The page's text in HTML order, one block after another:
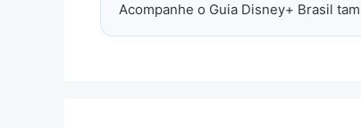
Acompanhe o Guia Disney+ Brasil